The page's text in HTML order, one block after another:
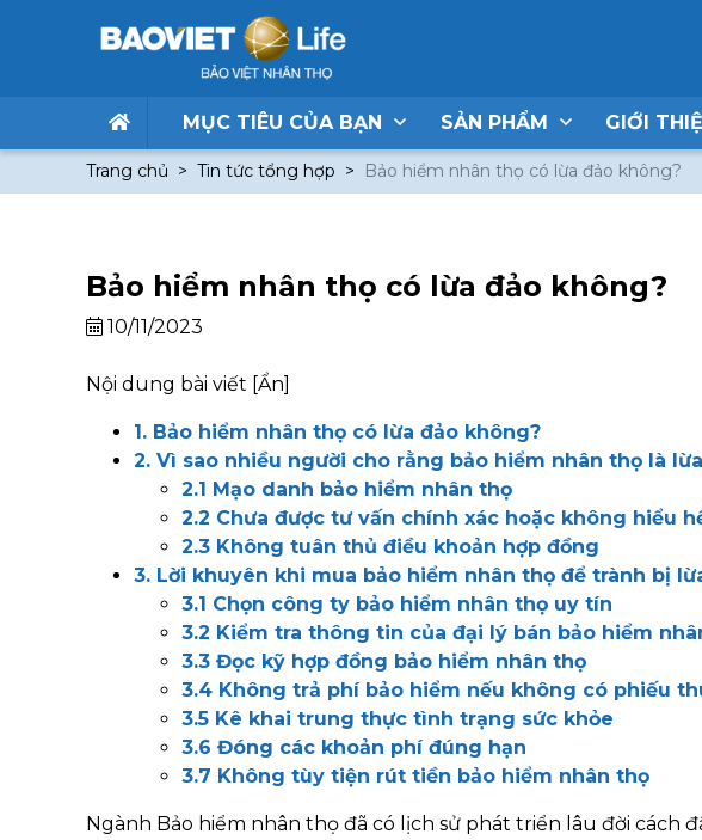
MỤC TIÊU CỦA BẠN SẢN PHẨM GIỚI
Trang chủ Tin tức tổng hợp Bảo hiểm nhân thọ có lừa đảo không?
Bảo hiểm nhân thọ có lừa đảo không?
10/11/2023
Nội dung bài viết [Ẩn]
1. Bảo hiểm nhân thọ có lừa đảo không?
2. Vì sao nhiều người cho rằng bảo hiểm nhân thọ là
2.1 Mạo danh bảo hiểm nhân thọ
2.2 Chưa được tư vấn chính xác hoặc không hiểu
2.3 Không tuân thủ điều khoản hợp đồng
3. Lời khuyên khi mua bảo hiểm nhân thọ để trành bị
3.1 Chọn công ty bảo hiểm nhân thọ uy tín
3.2 Kiểm tra thông tin của đại lý bán bảo hiểm
3.3 Đọc kỹ hợp đồng bảo hiểm nhân thọ
3.4 Không trả phí bảo hiểm nếu không có phiếu
3.5 Kê khai trung thực tình trạng sức khỏe
3.6 Đóng các khoản phí đúng hạn
3.7 Không tùy tiện rút tiền bảo hiểm nhân thọ
Ngành Bảo hiểm nhân thọ đã có lịch sử phát triển lâu đời cách